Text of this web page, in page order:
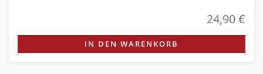
24,90 €
IN DEN WARENKORB